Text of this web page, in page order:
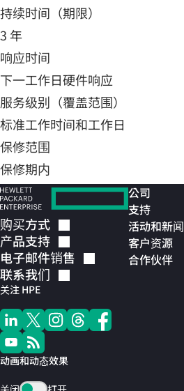
持续时间（期限）
3 年
响应时间
下一工作日硬件响应
服务级别（覆盖范围）
标准工作时间和工作日
保修范围
保修期内
购买方式
产品支持
电子邮件销售
联系我们
关注 HPE
动画和动态效果
公司
支持
活动和新闻
客户资源
合作伙伴